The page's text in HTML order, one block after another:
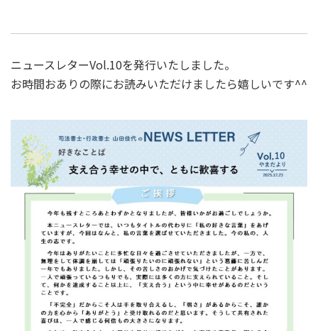
ニュースレターVol.10を発行いたしました。
お時間おありの際にお読みいただけましたら嬉しいです^^